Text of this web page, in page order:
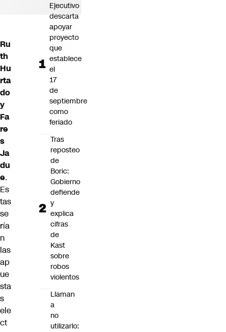
Ru
th
Hu
rta
do
y
Fa
re
s
Ja
du
e.
Es
tas
se
ría
n
las
ap
ue
sta
s
ele
ct
Ejecutivo
descarta
apoyar
proyecto
que
establece
el
17
de
septiembre
como
feriado
Tras
reposteo
de
Boric:
Gobierno
defiende
y
explica
cifras
de
Kast
sobre
robos
violentos
Llaman
a
no
utilizarlo: